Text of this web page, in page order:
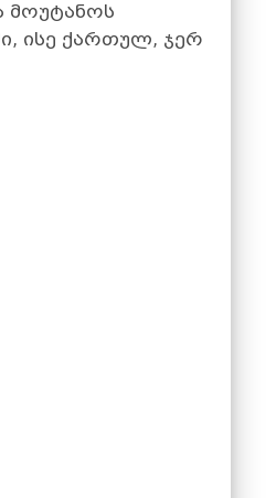
მოუტანოს
ისე ქართულ, ჯერ